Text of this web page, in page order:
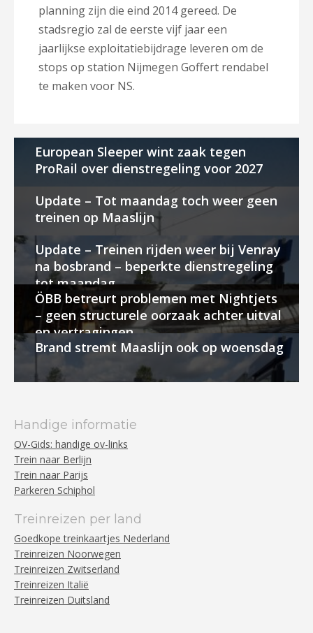
planning zijn die eind 2014 gereed. De
stadsregio zal de eerste vijf jaar een
jaarlijkse exploitatiebijdrage leveren om de
stops op station Nijmegen Goffert rendabel
te maken voor NS.
European Sleeper wint zaak tegen
ProRail over dienstregeling voor 2027
Update – Tot maandag toch weer geen
treinen op Maaslijn
Update – Treinen rijden weer bij Venray
na bosbrand – beperkte dienstregeling
tot maandag
ÖBB betreurt problemen met Nightjets
– geen structurele oorzaak achter uitval
en vertragingen
Brand stremt Maaslijn ook op woensdag
Handige informatie
OV-Gids: handige ov-links
Trein naar Berlijn
Trein naar Parijs
Parkeren Schiphol
Treinreizen per land
Goedkope treinkaartjes Nederland
Treinreizen Noorwegen
Treinreizen Zwitserland
Treinreizen Italië
Treinreizen Duitsland